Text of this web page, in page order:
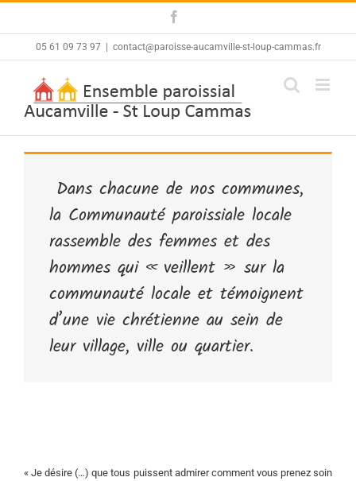
content
05 61 09 73 97 contact@paroisse-aucamville-st-loup-cammas.fr
Dans chacune de nos communes,
la Communauté paroissiale locale
rassemble des femmes et des
hommes qui « veillent » sur la
communauté locale et témoignent
d’une vie chrétienne au sein de
leur village, ville ou quartier.
« Je désire (…) que tous puissent admirer comment vous prenez soin